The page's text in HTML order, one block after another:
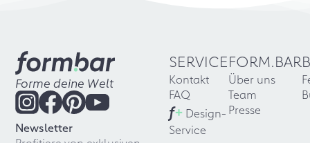
Forme deine Welt
Newsletter
SERVICE
Kontakt
FAQ
f+ Design-
Service
FORM.BAR
Über uns
Team
Presse